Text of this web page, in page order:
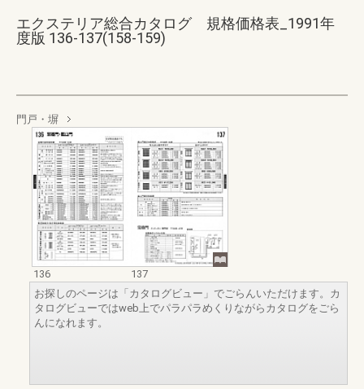
エクステリア総合カタログ 規格価格表_1991年
度版 136-137(158-159)
門戸・塀
136
137
お探しのページは「カタログビュー」でごらんいただけます。カ
タログビューではweb上でパラパラめくりながらカタログをごら
んになれます。